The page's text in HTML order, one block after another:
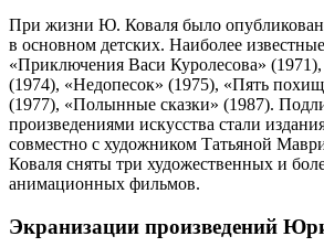
При жизни Ю. Коваля было
в основном детских. Наиболее
«Приключения Васи Куролесова» (1971),
(1974), «Недопесок» (1975), «Пять
(1977), «Полынные сказки» (1987).
произведениями искусства стали
совместно с художником Татьяной
Коваля сняты три художественных и
анимационных фильмов.
Экранизации произведений